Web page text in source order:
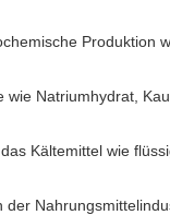
Produktion
Natriumhydrat,
Kältemittel wie